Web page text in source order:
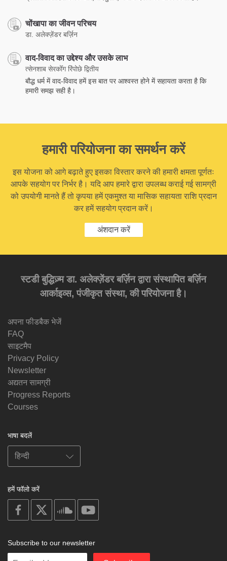
चोंखापा का जीवन परिचय
डा. अलेक्ज़ेंडर बर्ज़िन
वाद-विवाद का उद्देश्य और उसके लाभ
त्सेनशाब सेरकोँग रिंपोछे द्वितीय
बौद्ध धर्म में वाद-विवाद हमें इस बात पर आश्वस्त होने में सहायता करता है कि
हमारी समझ सही है।
हमारी परियोजना का समर्थन करें
इस योजना को आगे बढ़ाते हुए इसका विस्तार करने की हमारी क्षमता पूर्णतः
आपके सहयोग पर निर्भर है। यदि आप हमारे द्वारा उपलब्ध कराई गई सामग्री
को उपयोगी मानते हैं तो कृपया हमें एकमुश्त या मासिक सहायता राशि प्रदान
कर हमें सहयोग प्रदान करें।
अंशदान करें
स्टडी बुद्धिज़्म डा. अलेक्ज़ेंडर बर्ज़िन द्वारा संस्थापित बर्ज़िन
आर्काइव्स, पंजीकृत संस्था, की परियोजना है।
अपना फीडबैक भेजें
FAQ
साइटमैप
Privacy Policy
Newsletter
अद्यतन सामग्री
Progress Reports
Courses
भाषा बदलें
हमें फॉलो करें
on
facebook
soundcloud
Subscribe to our newsletter
Enter